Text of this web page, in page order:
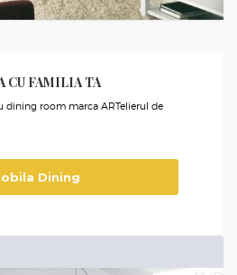
CU FAMILIA TA
dining room marca ARTelierul de
Dining